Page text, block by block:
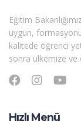
Eğitim
uygun,
kalitede öğrenci
sonra ülkemize
Hızlı Menü